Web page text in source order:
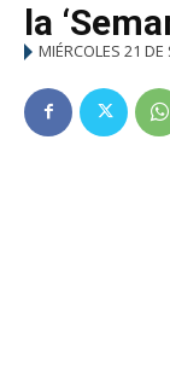
la
MIÉRCOLES 21